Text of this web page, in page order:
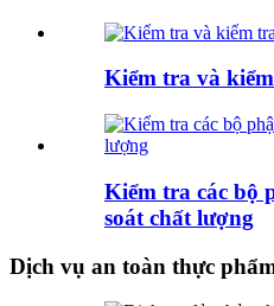
Kiểm tra và
Kiểm tra các bộ
soát chất lượng
Dịch vụ an toàn thực